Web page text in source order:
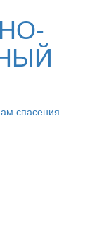
спасения